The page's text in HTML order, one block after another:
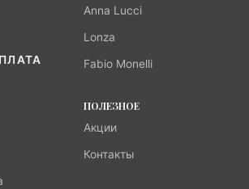
Anna Lucci
Lonza
Fabio Monelli
ПОЛЕЗНОЕ
Акции
Контакты